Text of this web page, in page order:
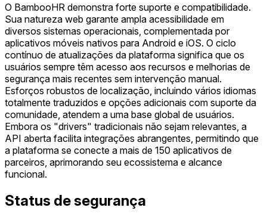
O BambooHR demonstra forte suporte e compatibilidade.
Sua natureza web garante ampla acessibilidade em
diversos sistemas operacionais, complementada por
aplicativos móveis nativos para Android e iOS. O ciclo
contínuo de atualizações da plataforma significa que os
usuários sempre têm acesso aos recursos e melhorias de
segurança mais recentes sem intervenção manual.
Esforços robustos de localização, incluindo vários idiomas
totalmente traduzidos e opções adicionais com suporte da
comunidade, atendem a uma base global de usuários.
Embora os "drivers" tradicionais não sejam relevantes, a
API aberta facilita integrações abrangentes, permitindo que
a plataforma se conecte a mais de 150 aplicativos de
parceiros, aprimorando seu ecossistema e alcance
funcional.
Status de segurança